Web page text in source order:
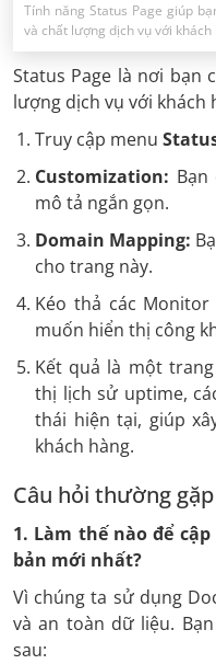
Tính năng Status Page giúp
và chất lượng dịch vụ với khách
Status Page là nơi bạn
lượng dịch vụ với khách
Truy cập menu
Customization:
mô tả ngắn gọn.
Domain Mapping:
cho trang này.
Kéo thả các
muốn hiển thị công
Kết quả là một
thị lịch sử uptime,
thái hiện tại, giúp
khách hàng.
Câu hỏi thường gặp
1. Làm thế nào để
bản mới nhất?
Vì chúng ta sử dụng
và an toàn dữ liệu.
sau: